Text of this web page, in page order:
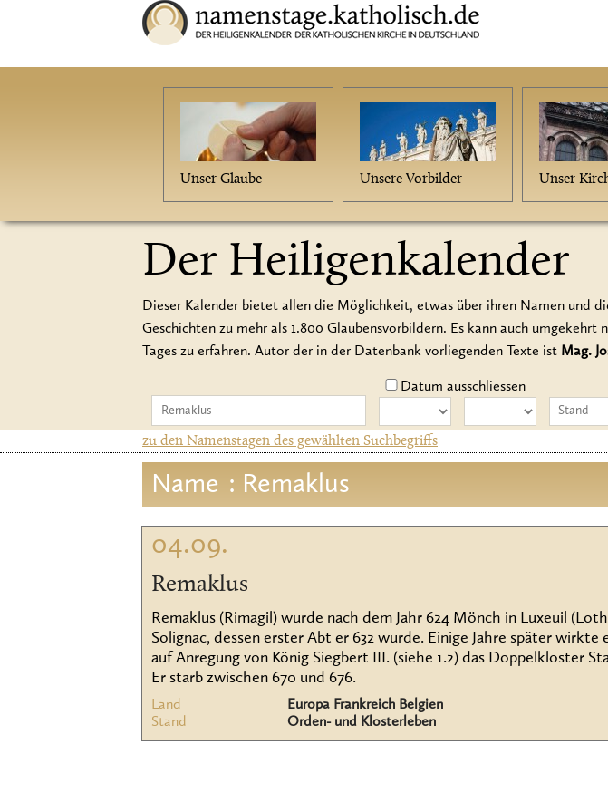
Unser Glaube Unsere Vorbilder Unser
Der Heiligenkalender
Dieser Kalender bietet allen die Möglichkeit, etwas über ihren Namen und
Geschichten zu mehr als 1.800 Glaubensvorbildern. Es kann auch
Tages zu erfahren. Autor der in der Datenbank vorliegenden Texte ist Mag.
Datum ausschliessen
zu den Namenstagen des gewählten Suchbegriffs
Name : Remaklus
04.09.
Remaklus
Remaklus (Rimagil) wurde nach dem Jahr 624 Mönch in Luxeuil
Solignac, dessen erster Abt er 632 wurde. Einige Jahre später
auf Anregung von König Siegbert III. (siehe 1.2) das Doppelkloster
Er starb zwischen 670 und 676.
Land
Europa Frankreich Belgien
Stand
Orden- und Klosterleben